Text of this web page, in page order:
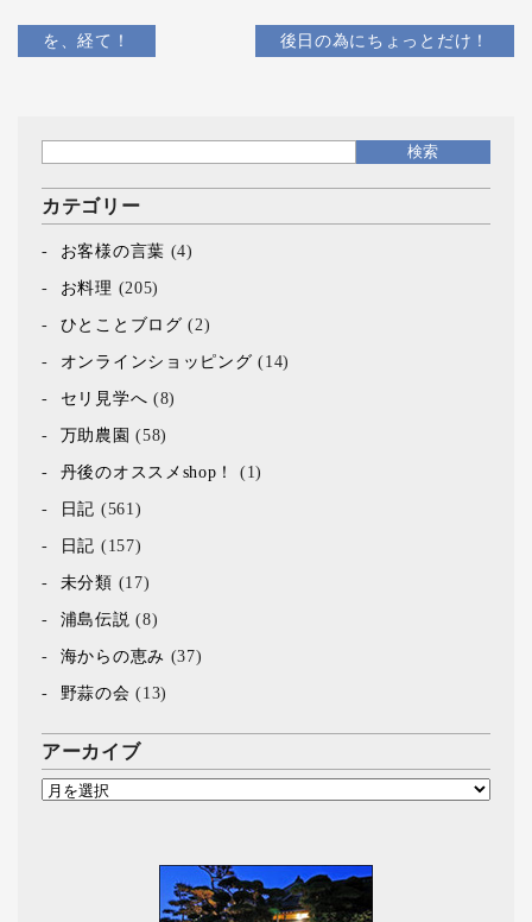
を、経て！ 後日の為にちょっとだけ！
カテゴリー
お客様の言葉 (4)
お料理 (205)
ひとことブログ (2)
オンラインショッピング (14)
セリ見学へ (8)
万助農園 (58)
丹後のオススメshop！ (1)
日記 (561)
日記 (157)
未分類 (17)
浦島伝説 (8)
海からの恵み (37)
野蒜の会 (13)
アーカイブ